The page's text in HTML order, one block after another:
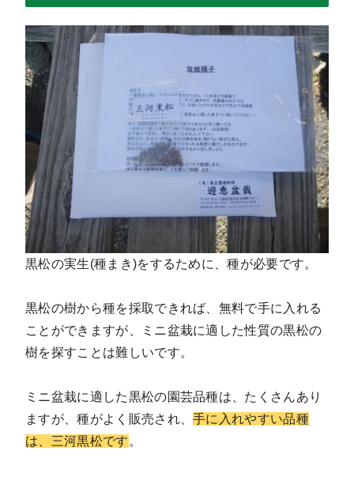
黒松の実生(種まき)をするために、種が必要です。
黒松の樹から種を採取できれば、無料で手に入れる
ことができますが、ミニ盆栽に適した性質の黒松の
樹を探すことは難しいです。
ミニ盆栽に適した黒松の園芸品種は、たくさんあり
ますが、種がよく販売され、手に入れやすい品種
は、三河黒松です 。